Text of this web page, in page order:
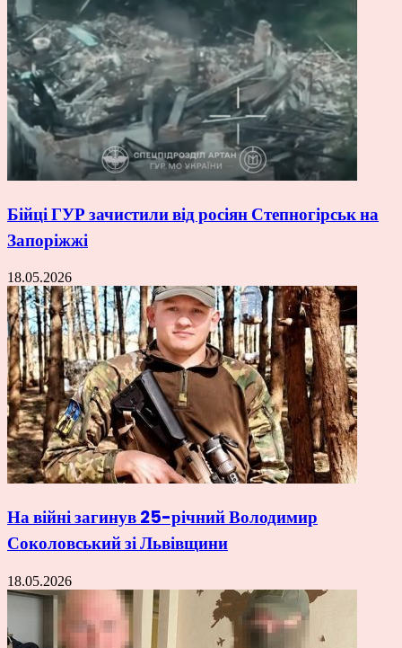
Бійці ГУР зачистили від росіян Степногірськ на
Запоріжжі
18.05.2026
На війні загинув 25-річний Володимир
Соколовський зі Львівщини
18.05.2026